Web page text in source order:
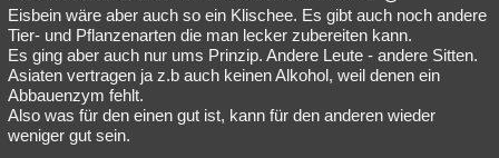
Eisbein wäre aber auch so ein Klischee. Es gibt auch noch andere
Tier- und Pflanzenarten die man lecker zubereiten kann.
Es ging aber auch nur ums Prinzip. Andere Leute - andere Sitten.
Asiaten vertragen ja z.b auch keinen Alkohol, weil denen ein
Abbauenzym fehlt.
Also was für den einen gut ist, kann für den anderen wieder
weniger gut sein.